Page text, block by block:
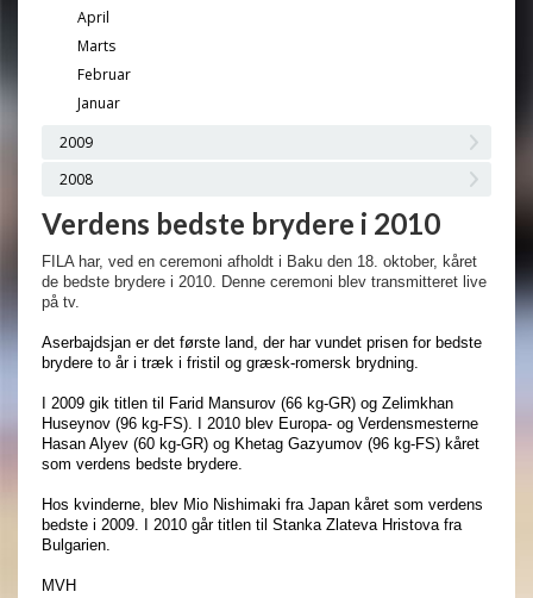
April
Marts
Februar
Januar
2009
2008
Verdens bedste brydere i 2010
FILA har, ved en ceremoni afholdt i Baku den 18. oktober, kåret
de bedste brydere i 2010. Denne ceremoni blev transmitteret live
på tv.
Aserbajdsjan er det første land, der har vundet prisen for bedste
brydere to år i træk i fristil og græsk-romersk brydning.
I 2009 gik titlen til Farid Mansurov (66 kg-GR) og Zelimkhan
Huseynov (96 kg-FS). I 2010 blev Europa- og Verdensmesterne
Hasan Alyev (60 kg-GR) og Khetag Gazyumov (96 kg-FS) kåret
som verdens bedste brydere.
Hos kvinderne, blev Mio Nishimaki fra Japan kåret som verdens
bedste i 2009. I 2010 går titlen til Stanka Zlateva Hristova fra
Bulgarien.
MVH